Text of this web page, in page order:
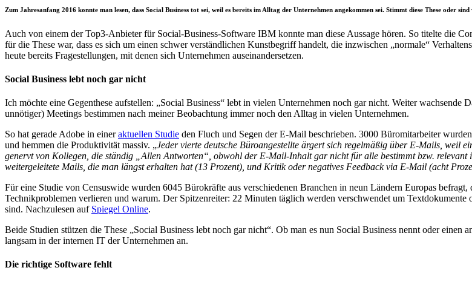
Zum Jahresanfang 2016 konnte man lesen, dass Social Business tot sei, weil es bereits im Alltag der Unternehmen angekommen sei. Stimmt diese These oder
Auch von einem der Top3-Anbieter für Social-Business-Software IBM konnte man diese Aussage hören. So titelte die
für die These war, dass es sich um einen schwer verständlichen Kunstbegriff handelt, die inzwischen „normale“
heute bereits Fragestellungen, mit denen sich Unternehmen auseinandersetzen.
Social Business lebt noch gar nicht
Ich möchte eine Gegenthese aufstellen: „Social Business“ lebt in vielen Unternehmen noch gar nicht. Weiter
unnötiger) Meetings bestimmen nach meiner Beobachtung immer noch den Alltag in vielen Unternehmen.
So hat gerade Adobe in eineraktuellen Studie den Fluch und Segen der E-Mail beschrieben. 3000 Büromitarbeiter
und hemmen die Produktivität massiv. „Jeder vierte deutsche Büroangestellte ärgert sich regelmäßig über E-Mails, weil
genervt von Kollegen, die ständig „Allen Antworten“, obwohl der E-Mail-Inhalt gar nicht für alle bestimmt bzw. relevant
weitergeleitete Mails, die man längst erhalten hat (13 Prozent), und Kritik oder negatives Feedback via E-Mail (acht
Für eine Studie von Censuswide wurden 6045 Bürokräfte aus verschiedenen Branchen in neun Ländern Europas
Technikproblemen verlieren und warum. Der Spitzenreiter: 22 Minuten täglich werden verschwendet um
sind. Nachzulesen auf Spiegel Online.
Beide Studien stützen die These „Social Business lebt noch gar nicht“. Ob man es nun Social Business nennt oder
langsam in der internen IT der Unternehmen an.
Die richtige Software fehlt